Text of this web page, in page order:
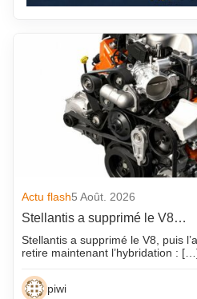
Actu flash5 Août. 2026
Stellantis a supprimé le V8…
Stellantis a supprimé le V8, puis
retire maintenant l’hybridation :
piwi